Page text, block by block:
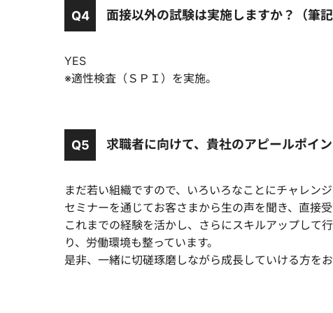
Q4 面接以外の試験は実施しますか？（筆
YES
※適性検査（ＳＰＩ）を実施。
Q5 求職者に向けて、貴社のアピールポイン
まだ若い組織ですので、いろいろなことにチャレンジ
セミナーを通じてお客さまから生の声を聞き、直接
これまでの経験を活かし、さらにスキルアップして
り、労働環境も整っています。
是非、一緒に切磋琢磨しながら成長していける方をお